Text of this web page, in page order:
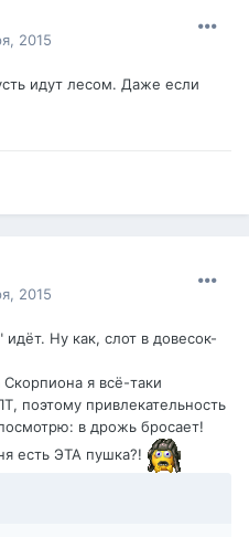
2015
идут лесом. Даже если
2015
идёт. Ну как, слот в довесок-
я всё-таки
поэтому привлекательность
в дрожь бросает!
есть ЭТА пушка?!